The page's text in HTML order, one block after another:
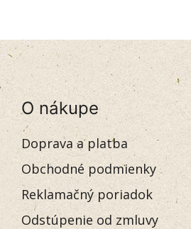
O nákupe
Doprava a platba
Obchodné podmienky
Reklamačný poriadok
Odstúpenie od zmluvy